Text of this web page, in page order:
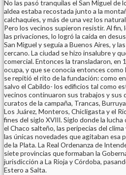
No las pasó tranquilas el San Miguel de
aldea estaba recostada junto a la
calchaquíes, y más de una vez los
Pero los vecinos supieron resistir. Al
las privaciones, lo logró la caída en
San Miguel y seguía a Buenos Aires, y
cercano. La ciudad se hizo insalubre y
comercial. Entonces la transladaron, en
ocupa, y que se conocía entonces como
se repitió el rito de la fundación: como
salvo el Cabildo- los edificios tal como
vecinos continuaron sus trabajos y sus
curatos de la campaña, Trancas,
Los Juárez, Monteros, Chicligasta y el
fines del siglo XVIII. Siglo donde la
el Chaco salteño, las peripecias del
las únicas novedades que agitaban esa
de la Plata. La Real Ordenanza de
siete provincias que formaban la
jurisdicción a La Rioja y Córdoba,
Estero a Salta.